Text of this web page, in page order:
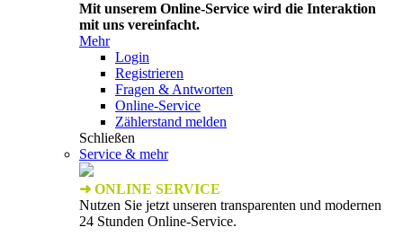
Mit unserem Online-Service wird die Interaktion
mit uns vereinfacht.
Mehr
Login
Registrieren
Fragen & Antworten
Online-Service
Zählerstand melden
Schließen
Service & mehr
➜ ONLINE SERVICE
Nutzen Sie jetzt unseren transparenten und modernen
24 Stunden Online-Service.